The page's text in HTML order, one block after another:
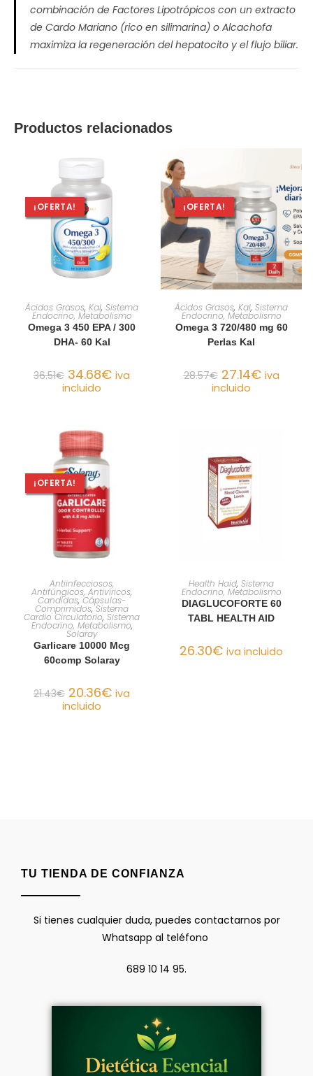
combinación de Factores Lipotrópicos con un extracto
de Cardo Mariano (rico en silimarina) o Alcachofa
maximiza la regeneración del hepatocito y el flujo biliar.
Productos relacionados
¡OFERTA!
AÑADIR AL CARRITO
Ácidos Grasos, Kal, Sistema
Endocrino, Metabolismo
Omega 3 450 EPA / 300
DHA- 60 Kal
36.51€ 34.68€ iva
incluido
¡OFERTA!
AÑADIR AL CARRITO
Ácidos Grasos, Kal, Sistema
Endocrino, Metabolismo
Omega 3 720/480 mg 60
Perlas Kal
28.57€ 27.14€ iva
incluido
¡OFERTA!
AÑADIR AL CARRITO
Antiinfecciosos,
Antifúngicos, Antivíricos,
Candidas, Cápsulas-
Comprimidos,Sistema
Cardio Circulatorio, Sistema
Endocrino, Metabolismo,
Solaray
Garlicare 10000 Mcg
60comp Solaray
21.43€ 20.36€ iva
incluido
AÑADIR AL CARRITO
Health Haid, Sistema
Endocrino, Metabolismo
DIAGLUCOFORTE 60
TABL HEALTH AID
26.30€ iva incluido
TU TIENDA DE CONFIANZA
Si tienes cualquier duda, puedes contactarnos por
Whatsapp al teléfono
689 10 14 95.